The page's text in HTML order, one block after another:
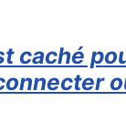
caché